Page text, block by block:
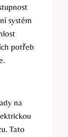
systém
potřeb
na
Tato